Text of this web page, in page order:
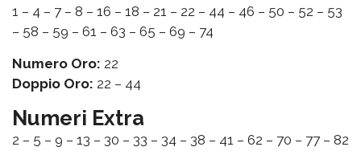
1 – 4 – 7 – 8 – 16 – 18 – 21 – 22 – 44 – 46 – 50 – 52 – 53
– 58 – 59 – 61 – 63 – 65 – 69 – 74
Numero Oro: 22
Doppio Oro: 22 – 44
Numeri Extra
2 – 5 – 9 – 13 – 30 – 33 – 34 – 38 – 41 – 62 – 70 – 77 – 82